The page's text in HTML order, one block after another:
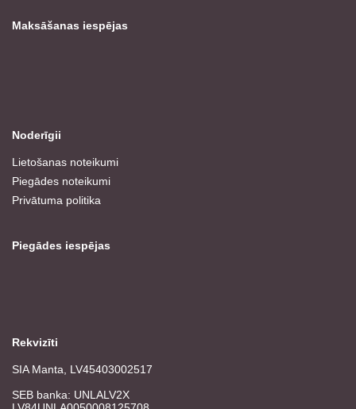
Maksāšanas iespējas
Noderīgii
Lietošanas noteikumi
Piegādes noteikumi
Privātuma politika
Piegādes iespējas
Rekvizīti
SIA Manta, LV45403002517
SEB banka: UNLALV2X